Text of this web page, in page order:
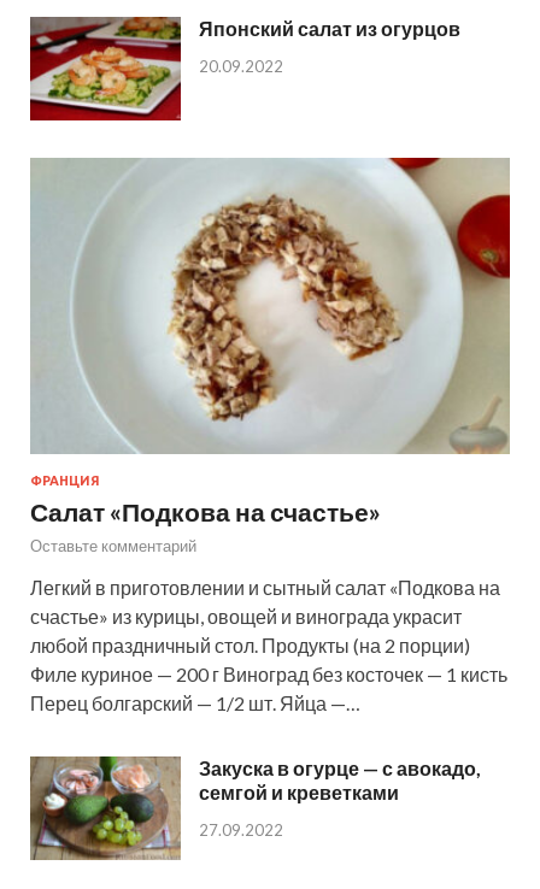
Японский салат из огурцов
20.09.2022
ФРАНЦИЯ
Салат «Подкова на счастье»
Оставьте комментарий
Легкий в приготовлении и сытный салат «Подкова на
счастье» из курицы, овощей и винограда украсит
любой праздничный стол. Продукты (на 2 порции)
Филе куриное — 200 г Виноград без косточек — 1 кисть
Перец болгарский — 1/2 шт. Яйца —…
Закуска в огурце — с авокадо,
семгой и креветками
27.09.2022